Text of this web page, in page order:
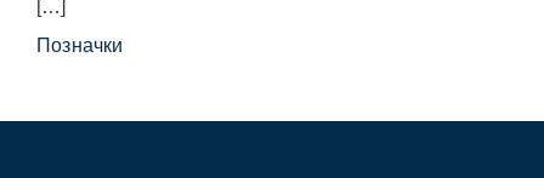
[…]
Позначки